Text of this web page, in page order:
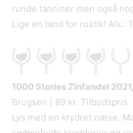
runde tanniner men også
Lige en tand for rustik! Alk.:
1000 Stories Zinfandel
Brugsen | 89 kr. Tilbudspris
Lys med en krydret næse.